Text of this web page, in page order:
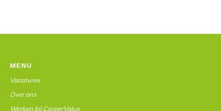
MENU
Vacatures
Over ons
Werken bij CareerValue